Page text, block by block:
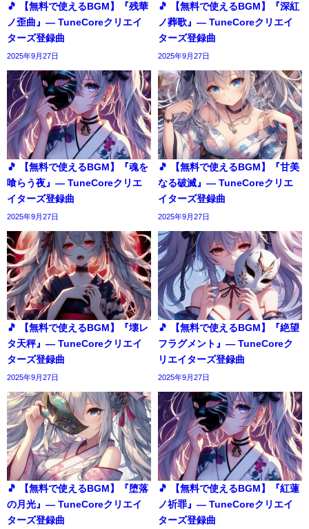
🎵 【無料で使えるBGM】『残華
ノ歪曲』― TuneCoreクリエイ
ターズ登録曲
2025年9月27日
🎵 【無料で使えるBGM】『深紅
ノ葬歌』― TuneCoreクリエイ
ターズ登録曲
2025年9月27日
🎵 【無料で使えるBGM】『魂を
喰らう夜』― TuneCoreクリエ
イターズ登録曲
2025年9月27日
🎵 【無料で使えるBGM】『甘美
なる破滅』― TuneCoreクリエ
イターズ登録曲
2025年9月27日
🎵 【無料で使えるBGM】『壊レ
タ天秤』― TuneCoreクリエイ
ターズ登録曲
2025年9月27日
🎵 【無料で使えるBGM】『絶望
フラグメント』― TuneCoreク
リエイターズ登録曲
2025年9月27日
🎵 【無料で使えるBGM】『堕落
の月光』― TuneCoreクリエイ
ターズ登録曲
🎵 【無料で使えるBGM】『紅蓮
ノ祈罪』― TuneCoreクリエイ
ターズ登録曲